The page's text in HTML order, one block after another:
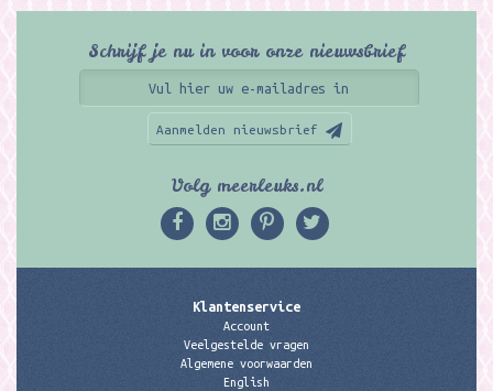
Schrijf je nu in voor onze nieuwsbrief
Aanmelden nieuwsbrief
Volg meerleuks.nl
Klantenservice
Account
Veelgestelde vragen
Algemene voorwaarden
English